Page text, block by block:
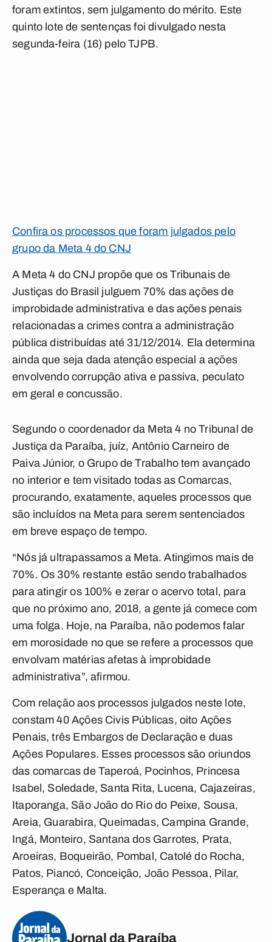
foram extintos, sem julgamento do mérito. Este
quinto lote de sentenças foi divulgado nesta
segunda-feira (16) pelo TJPB.
Confira os processos que foram julgados pelo
grupo da Meta 4 do CNJ
A Meta 4 do CNJ propõe que os Tribunais de
Justiças do Brasil julguem 70% das ações de
improbidade administrativa e das ações penais
relacionadas a crimes contra a administração
pública distribuídas até 31/12/2014. Ela determina
ainda que seja dada atenção especial a ações
envolvendo corrupção ativa e passiva, peculato
em geral e concussão.
Segundo o coordenador da Meta 4 no Tribunal de
Justiça da Paraíba, juíz, Antônio Carneiro de
Paiva Júnior, o Grupo de Trabalho tem avançado
no interior e tem visitado todas as Comarcas,
procurando, exatamente, aqueles processos que
são incluídos na Meta para serem sentenciados
em breve espaço de tempo.
“Nós já ultrapassamos a Meta. Atingimos mais de
70%. Os 30% restante estão sendo trabalhados
para atingir os 100% e zerar o acervo total, para
que no próximo ano, 2018, a gente já comece com
uma folga. Hoje, na Paraíba, não podemos falar
em morosidade no que se refere a processos que
envolvam matérias afetas à improbidade
administrativa”, afirmou.
Com relação aos processos julgados neste lote,
constam 40 Ações Civis Públicas, oito Ações
Penais, três Embargos de Declaração e duas
Ações Populares. Esses processos são oriundos
das comarcas de Taperoá, Pocinhos, Princesa
Isabel, Soledade, Santa Rita, Lucena, Cajazeiras,
Itaporanga, São João do Rio do Peixe, Sousa,
Areia, Guarabira, Queimadas, Campina Grande,
Ingá, Monteiro, Santana dos Garrotes, Prata,
Aroeiras, Boqueirão, Pombal, Catolé do Rocha,
Patos, Piancó, Conceição, João Pessoa, Pilar,
Esperança e Malta.
Jornal da Paraíba